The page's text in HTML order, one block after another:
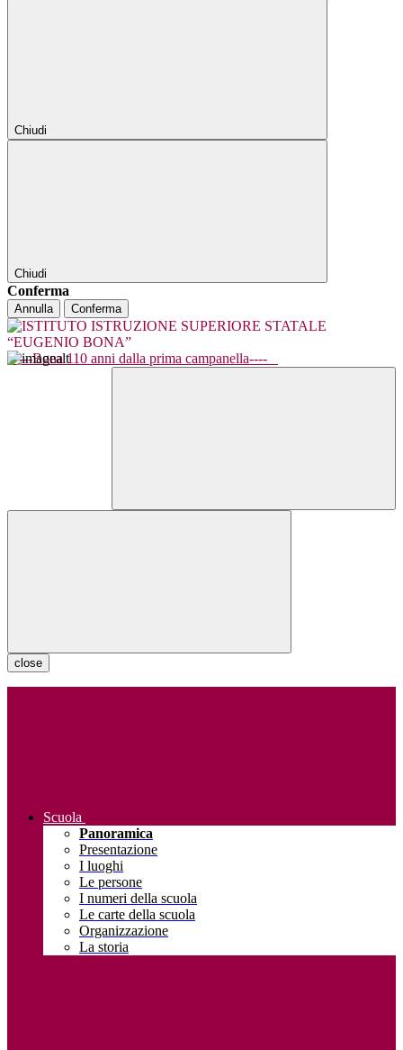
Chiudi
Chiudi
Conferma
Annulla Conferma
----Bona 110 anni dalla prima campanella----
close
Scuola
Panoramica
Presentazione
I luoghi
Le persone
I numeri della scuola
Le carte della scuola
Organizzazione
La storia